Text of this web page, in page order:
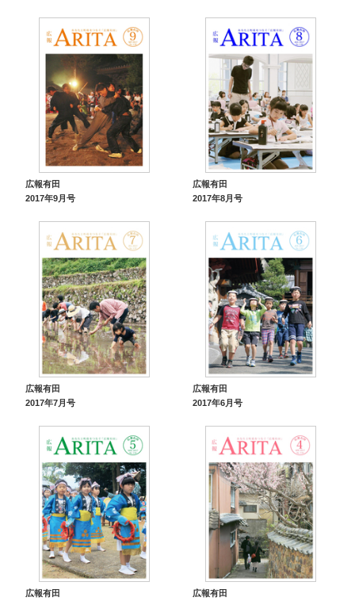
広報有田
2017年9月号
広報有田
2017年8月号
広報有田
2017年7月号
広報有田
2017年6月号
広報有田
広報有田